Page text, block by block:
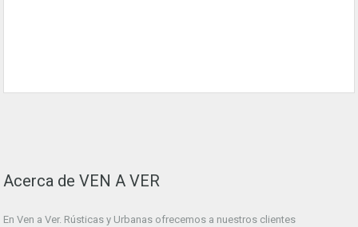
Acerca de VEN A VER
En Ven a Ver. Rústicas y Urbanas ofrecemos a nuestros clientes